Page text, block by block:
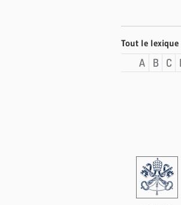
Tout le lexique
A B C